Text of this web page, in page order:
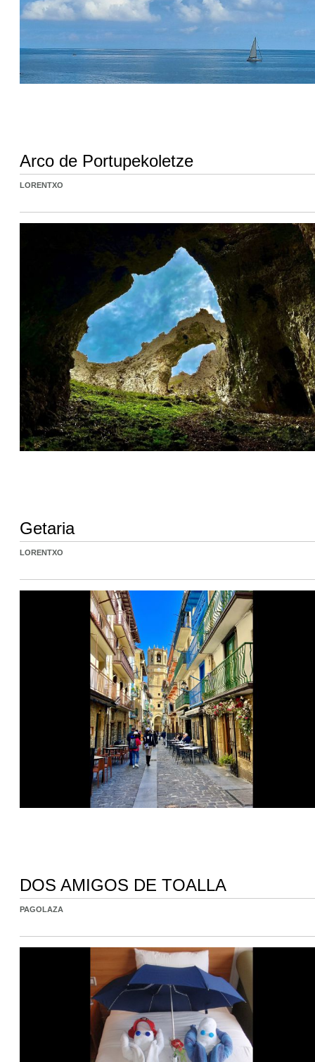
Arco de Portupekoletze
LORENTXO
Getaria
LORENTXO
DOS AMIGOS DE TOALLA
PAGOLAZA